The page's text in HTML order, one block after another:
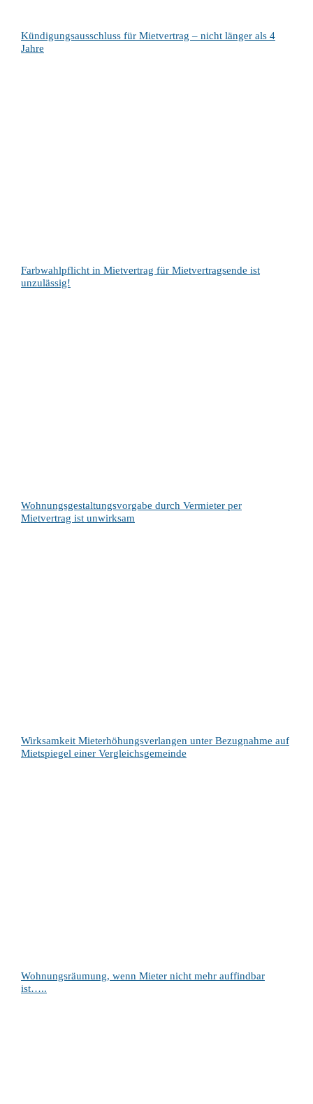
Kündigungsausschluss für Mietvertrag – nicht länger als 4
Jahre
Farbwahlpflicht in Mietvertrag für Mietvertragsende ist
unzulässig!
Wohnungsgestaltungsvorgabe durch Vermieter per
Mietvertrag ist unwirksam
Wirksamkeit Mieterhöhungsverlangen unter Bezugnahme auf
Mietspiegel einer Vergleichsgemeinde
Wohnungsräumung, wenn Mieter nicht mehr auffindbar
ist…..